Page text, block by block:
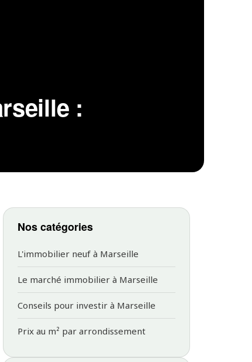
:
Nos catégories
L'immobilier neuf à Marseille
Le marché immobilier à Marseille
Conseils pour investir à Marseille
Prix au m² par arrondissement